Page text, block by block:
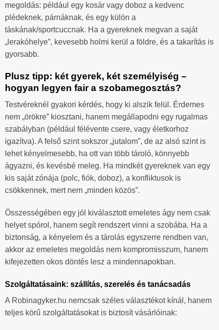
megoldás: például egy kosár vagy doboz a kedvenc
plédeknek, párnáknak, és egy külön a
táskának/sportcuccnak. Ha a gyereknek megvan a saját
„lerakóhelye”, kevesebb holmi kerül a földre, és a takarítás is
gyorsabb.
Plusz tipp: két gyerek, két személyiség –
hogyan legyen fair a szobamegosztás?
Testvéreknél gyakori kérdés, hogy ki alszik felül. Érdemes
nem „örökre” kiosztani, hanem megállapodni egy rugalmas
szabályban (például félévente csere, vagy életkorhoz
igazítva). A felső szint sokszor „jutalom”, de az alsó szint is
lehet kényelmesebb, ha ott van több tároló, könnyebb
ágyazni, és kevésbé meleg. Ha mindkét gyereknek van egy
kis saját zónája (polc, fiók, doboz), a konfliktusok is
csökkennek, mert nem „minden közös”.
Összességében egy jól kiválasztott emeletes ágy nem csak
helyet spórol, hanem segít rendszert vinni a szobába. Ha a
biztonság, a kényelem és a tárolás egyszerre rendben van,
akkor az emeletes megoldás nem kompromisszum, hanem
kifejezetten okos döntés lesz a mindennapokban.
Szolgáltatásaink: szállítás, szerelés és tanácsadás
A Robinagyker.hu nemcsak széles választékot kínál, hanem
teljes körű szolgáltatásokat is biztosít vásárlóinak: